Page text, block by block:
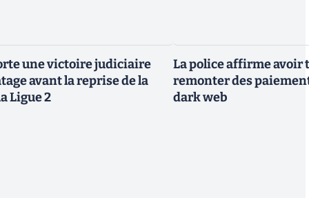
une victoire judiciaire
avant la reprise de la
Ligue 2
La police affirme avoir
remonter des
dark web